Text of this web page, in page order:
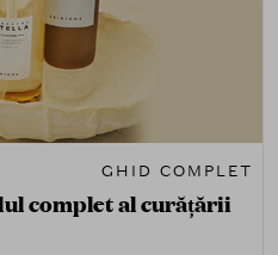
GHID COMPLET
complet al curățării